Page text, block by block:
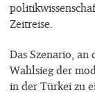
Zeitreise.
Das Szenario, an
Wahlsieg der
in der Türkei zu